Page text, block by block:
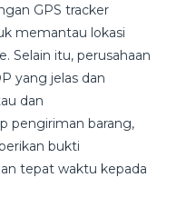
GPS tracker
memantau lokasi
Selain itu, perusahaan
yang jelas dan
dan
pengiriman barang,
bukti
tepat waktu kepada